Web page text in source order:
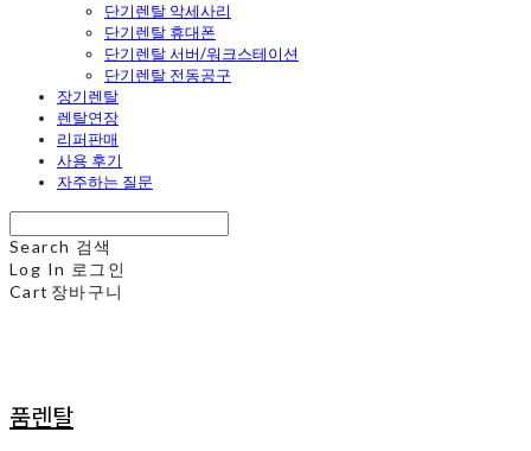
단기렌탈 악세사리
단기렌탈 휴대폰
단기렌탈 서버/워크스테이션
단기렌탈 전동공구
장기렌탈
렌탈연장
리퍼판매
사용 후기
자주하는 질문
Search 검색
Log In 로그인
Cart 장바구니
품렌탈